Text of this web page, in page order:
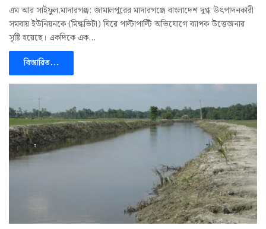
এম আর সাইফুল,মাদারগঞ্জ: জামালপুরের মাদারগঞ্জে বাংলাদেশ দুগ্ধ উৎপাদনকারী
সমবায় ইউনিয়নকে (মিল্কভিটা) ঘিরে পাল্টাপাল্টি অভিযোগে ব্যাপক উত্তেজনার
সৃষ্টি হয়েছে। একদিকে এক…
বিস্তারিত...